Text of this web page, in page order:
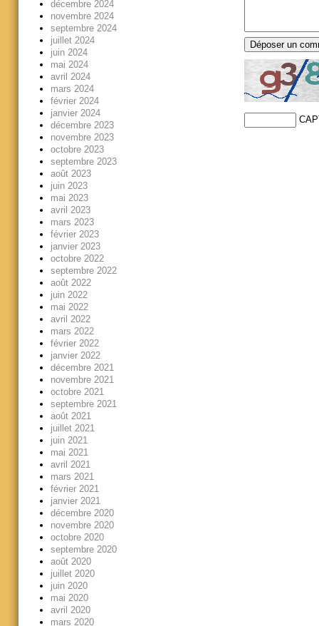
décembre 2024
novembre 2024
septembre 2024
juillet 2024
juin 2024
mai 2024
avril 2024
mars 2024
février 2024
janvier 2024
décembre 2023
novembre 2023
octobre 2023
septembre 2023
août 2023
juin 2023
mai 2023
avril 2023
mars 2023
février 2023
janvier 2023
octobre 2022
septembre 2022
août 2022
juin 2022
mai 2022
avril 2022
mars 2022
février 2022
janvier 2022
décembre 2021
novembre 2021
octobre 2021
septembre 2021
août 2021
juillet 2021
juin 2021
mai 2021
avril 2021
mars 2021
février 2021
janvier 2021
décembre 2020
novembre 2020
octobre 2020
septembre 2020
août 2020
juillet 2020
juin 2020
mai 2020
avril 2020
mars 2020